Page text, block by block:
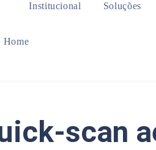
Home
Institucional Soluções
scan